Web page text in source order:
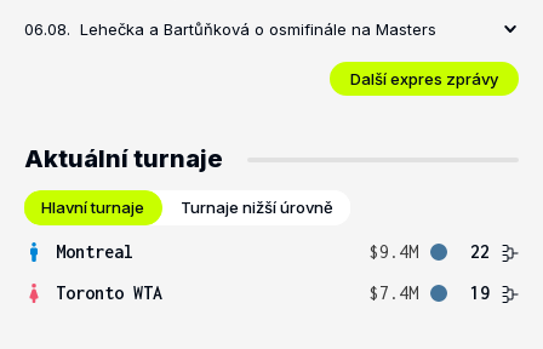
06.08. Lehečka a Bartůňková o osmifinále na Masters
Další expres zprávy
Aktuální turnaje
Hlavní turnaje Turnaje nižší úrovně
Montreal $9.4M
22
Toronto WTA
$7.4M 19